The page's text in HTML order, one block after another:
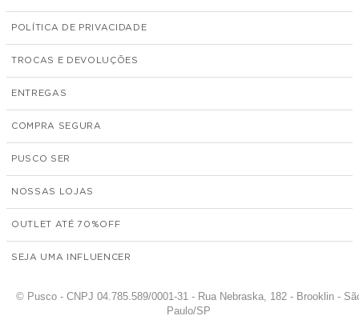
POLÍTICA DE PRIVACIDADE
TROCAS E DEVOLUÇÕES
ENTREGAS
COMPRA SEGURA
PUSCO SER
NOSSAS LOJAS
OUTLET ATÉ 70%
SEJA UMA INFLUENCER
© Pusco - CNPJ 04.785.589/0001-31 - Rua Nebraska, 182 - Brooklin -
Paulo/SP